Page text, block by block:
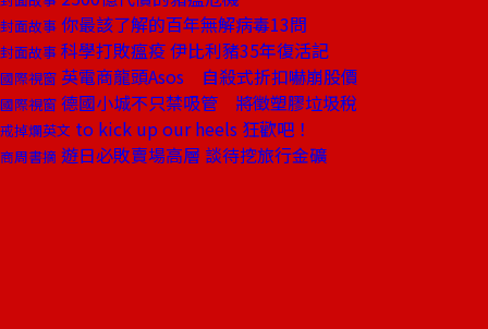
封面故事 你最該了解的百年無解病毒13問
封面故事 科學打敗瘟疫 伊比利豬35年復活記
國際視窗 英電商龍頭Asos 自殺式折扣嚇崩股價
國際視窗 德國小城不只禁吸管 將徵塑膠垃圾稅
戒掉爛英文 to kick up our heels 狂歡吧！
商周書摘 遊日必敗賣場高層 談待挖旅行金礦